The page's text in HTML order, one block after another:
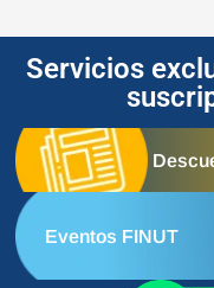
Servicios
Eventos FINUT